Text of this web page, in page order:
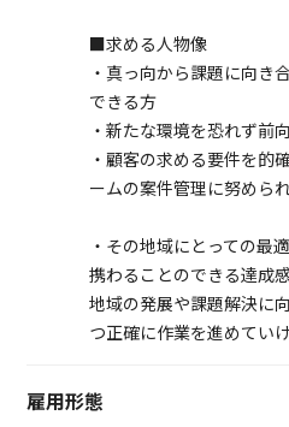
■求める人物像
・真っ向から課題に向き
できる方
・新たな環境を恐れず前
・顧客の求める要件を的
ームの案件管理に努めら
・その地域にとっての最
携わることのできる達成
地域の発展や課題解決に
つ正確に作業を進めてい
雇用形態